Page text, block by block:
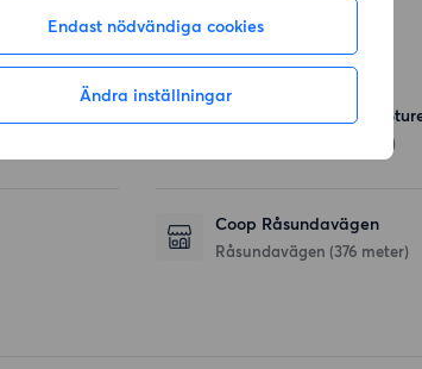
Endast nödvändiga cookies
Ändra inställningar
Affärer
Hemköp Sundbyberg
(308 meter)
Coop Råsundavägen
Råsundavägen (376 meter)